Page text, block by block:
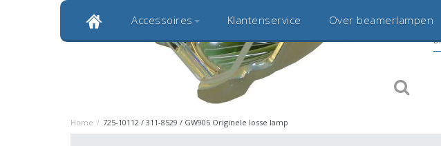
Klantbeoordeling 9,0
Bekijk alle 1000+ reviews
Accessoires Klantenservice Over beamerlampen
Originele kwaliteitsproducten 20 jaar betrouwbaar en ervaren
Home / 725-10112 / 311-8529 / GW905 Originele losse lamp